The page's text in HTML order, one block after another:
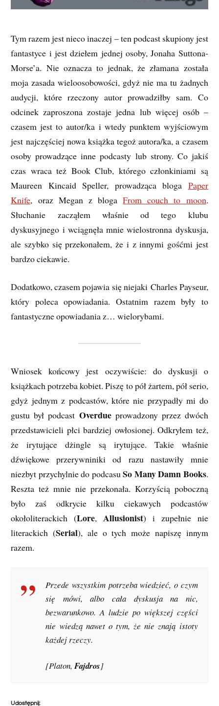
Tym razem jest nieco inaczej – ten podcast skupiony jest
fantastyce i jest dziełem jednej osoby, Jonaha Suttona-
Morse’a. Nie oznacza to jednak, że złamana została
moja zasada wieloosobowości, gdyż nie ma tu żadnych
audycji, które rzeczony autor prowadziłby sam. Co
odcinek zaproszona zostaje jedna lub więcej osób –
czasem jest to autor/ka i wtedy punktem wyjściowym
jest najczęściej nowa książka tegoż autora/ka, a czasem
osoby prowadzące inne podcasty lub strony. Co jakiś
czas wraca też Book Club, którego członkiniami są
Maureen Kincaid Speller, prowadząca bloga Paper
Knife, oraz Megan z blogaFrom couch to moon.
Słuchanie zacząłem właśnie od tego klubu
dyskusyjnego i wciągnęła mnie wielostronna dyskusja,
ale szybko się przekonałem, że i z innymi gośćmi jest
bardzo ciekawie.
Dodatkowo, czasem pojawia się niejaki Charles Payseur,
który poleca opowiadania. Ostatnim razem były to
fantastyczne opowiadania z… wielorybami.
Wniosek końcowy jest oczywiście: do dyskusji o
książkach potrzeba kobiet. Piszę to pół żartem, pół serio,
gdyż jednym z podcastów, które nie przypadły mi do
gustu był podcast Overdueprowadzony przez dwóch
przedstawicieli płci bardziej owłosionej. Odkryłem też,
że irytujące dżingle są irytujące. Takie właśnie
dźwiękowe przerywniniki od razu nastawiły mnie
niezbyt przychylnie do podcasuSo Many Damn Books.
Reszta też mnie nie przekonała. Korzyścią poboczną
było zaś odkrycie kilku ciekawych podcastów
okołoliterackich (Lore,Allusionist) i zupełnie nie
literackich (Serial), ale o tych może napiszę innym
razem.
Przede wszystkim potrzeba wiedzieć, o czym
się mówi, albo cała dyskusja na nic,
bezwarunkowo. A ludzie po większej części
nie wiedzą nawet o tym, że nie znają istoty
każdej rzeczy.
[Platon,Fajdros]
Udostępnij: